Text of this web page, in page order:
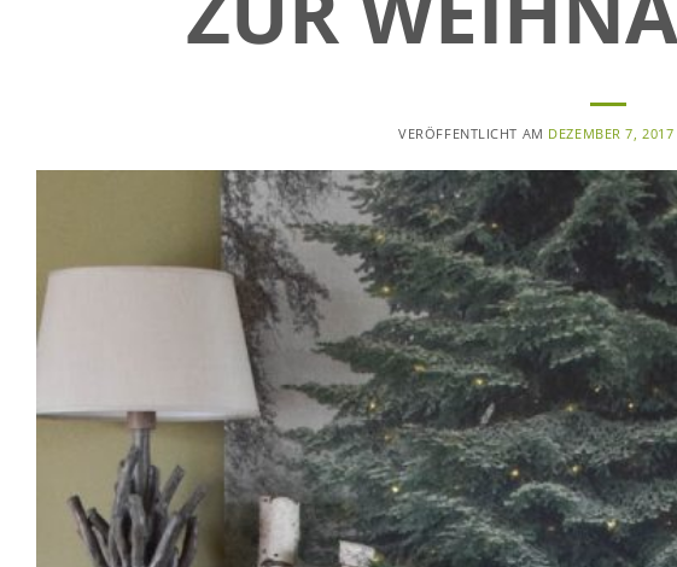
VERÖFFENTLICHT AM DEZEMBER 7, 2017